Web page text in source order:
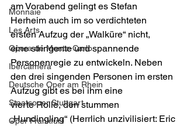
Monnaie
Les Arts
Opera de Monte-Carlo
Ibercamera
Deutsche Oper am Rhein
Staatsoper Stuttgart
Oper Frankfurt
am Vorabend gelingt es Stefan
Herheim auch im so verdichteten
ersten Aufzug der „Walküre“ nicht,
eine stringente und spannende
Personenregie zu entwickeln. Neben
den drei singenden Personen im ersten
Aufzug gibt es bei ihm eine
vierte Rolle, den stummen
„Hundingling“ (Herrlich unzivilisiert: Eric